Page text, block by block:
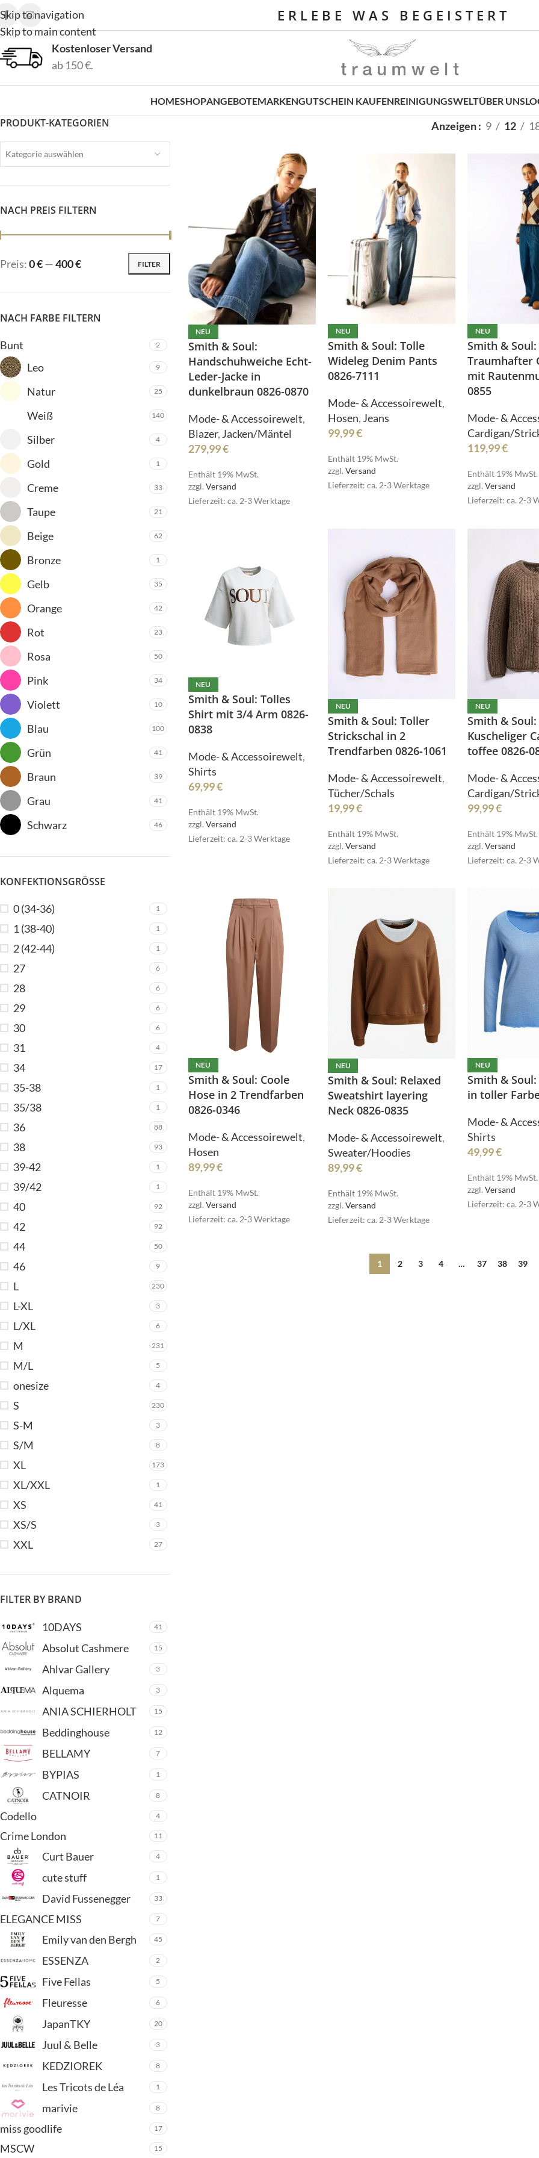
Skip to navigation
Skip to main content
E R L E B E W A S B E G E I S T E R T
Kostenloser Versand
ab 150 €.
HOMESHOP
ALLE PRODUKTE
Blazer
Blusen
Jacken/Mäntel
Jeans
Jumpsuit
Legwarmer
Röcke
Stulpen
Sweater/Hoodies
Taschen
Wrapper/Tops
ANGEBOTEMARKEN
Codello
ELEGANCE MISS
MSCW
GUTSCHEIN KAUFENREINIGUNGSWELTÜBER UNS
ALLE PRODUKTE
Bermudas
Blusen
HOT
Cardigan/Strickjacke
Gürtel
Hosen
Mützen
Legwarmer
Röcke
Tücher/Schals
Westen
Wrapper/Tops
Codello Crime London
ELEGANCE MISS
MSCW
RESET
PRODUKT-KATEGORIEN
Kategorie auswählen
NACH PREIS FILTERN
FILTER
Preis:0 €—400 €
NACH FARBE FILTERN
Bunt 2
Leo 9
Natur 25
Weiß 140
Silber 4
Gold 1
Creme 33
Taupe 21
Beige 62
Bronze 1
Gelb 35
Orange 42
Rot 23
Rosa 50
Pink 34
Violett 10
Blau 100
Grün 41
Braun 39
Grau 41
Schwarz 46
KONFEKTIONSGRÖSSE
0 (34-36) 1
1 (38-40) 1
2 (42-44) 1
27 6
28 6
29 6
30 6
31 4
34 17
35-38 1
35/38 1
36 88
38 93
39-42 1
39/42 1
40 92
42 92
44 50
46 9
L 230
L-XL 3
L/XL 6
M 231
M/L 5
onesize 4
S 230
S-M 3
S/M 8
XL 173
XL/XXL 1
XS 41
XS/S 3
XXL 27
FILTER BY BRAND
10DAYS 41
Absolut Cashmere 15
Ahlvar Gallery 3
Alquema 3
ANIA SCHIERHOLT 15
Beddinghouse 12
BELLAMY 7
BYPIAS 1
CATNOIR 8
Codello 4
Crime London 11
Curt Bauer 4
cute stuff 1
David Fussenegger 33
ELEGANCE MISS 7
Emily van den Bergh 45
ESSENZA 2
Five Fellas 5
Fleuresse 6
JapanTKY 20
Juul & Belle 3
KEDZIOREK 8
Les Tricots de Léa 1
marivie 8
miss goodlife 17
MSCW 15
Anzeigen 9 12
NEU
Smith & Soul:
Handschuhweiche Echt-
Leder-Jacke in
dunkelbraun 0826-0870
Mode- & Accessoirewelt,
Blazer, Jacken/Mäntel
279,99€
Enthält 19% MwSt.
zzgl. Versand
Lieferzeit: ca. 2-3 Werktage
NEU
Smith & Soul: Tolle
Wideleg Denim Pants
0826-7111
Mode- & Accessoirewelt,
Hosen, Jeans
99,99€
Enthält 19% MwSt.
zzgl.Versand
Lieferzeit: ca. 2-3 Werktage
NEU
Smith & Soul:
Traumhafter
mit
0855
Mode- &
Cardigan/
119,99€
Enthält 19% MwSt.
zzgl.Versand
Lieferzeit: ca. 2-3
NEU
Smith & Soul: Tolles
Shirt mit 3/4 Arm 0826-
0838
Mode- & Accessoirewelt,
Shirts
69,99€
Enthält 19% MwSt.
zzgl. Versand
Lieferzeit: ca. 2-3 Werktage
NEU
Smith & Soul: Toller
Strickschal in 2
Trendfarben 0826-1061
Mode- & Accessoirewelt,
Tücher/Schals
19,99€
Enthält 19% MwSt.
zzgl.Versand
Lieferzeit: ca. 2-3 Werktage
NEU
Smith & Soul:
Kuscheliger
toffee 0826-
Mode- &
Cardigan/
99,99€
Enthält 19% MwSt.
zzgl.Versand
Lieferzeit: ca. 2-3
NEU
Smith & Soul: Coole
Hose in 2 Trendfarben
0826-0346
Mode- & Accessoirewelt,
Hosen
89,99€
Enthält 19% MwSt.
zzgl.Versand
Lieferzeit: ca. 2-3 Werktage
NEU
Smith & Soul: Relaxed
Sweatshirt layering
Neck 0826-0835
Mode- & Accessoirewelt,
Sweater/Hoodies
89,99€
Enthält 19% MwSt.
zzgl.Versand
Lieferzeit: ca. 2-3 Werktage
NEU
Smith &
in toller
Mode- &
Shirts
49,99€
Enthält 19% MwSt.
zzgl.Versand
Lieferzeit: ca. 2-3
1 2 3 4 … 37 38 39